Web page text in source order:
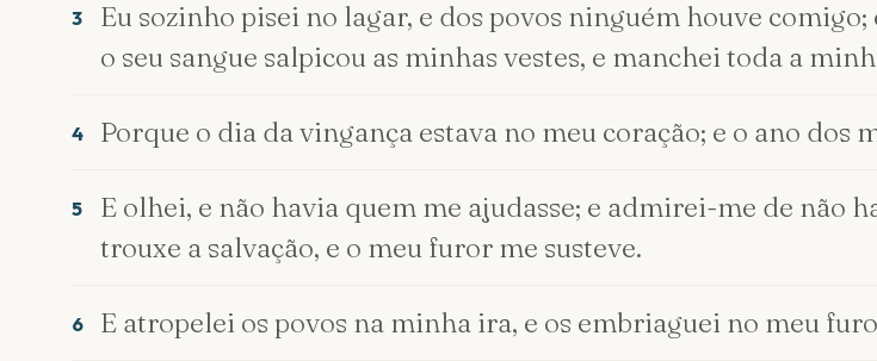
3
Eu sozinho pisei no lagar, e dos povos ninguém houve
o seu sangue salpicou as minhas vestes, e manchei toda a
4 Porque o dia da vingança estava no meu coração; e o ano dos
5
E olhei, e não havia quem me ajudasse; e admirei-me de não
trouxe a salvação, e o meu furor me susteve.
6 E atropelei os povos na minha ira, e os embriaguei no meu